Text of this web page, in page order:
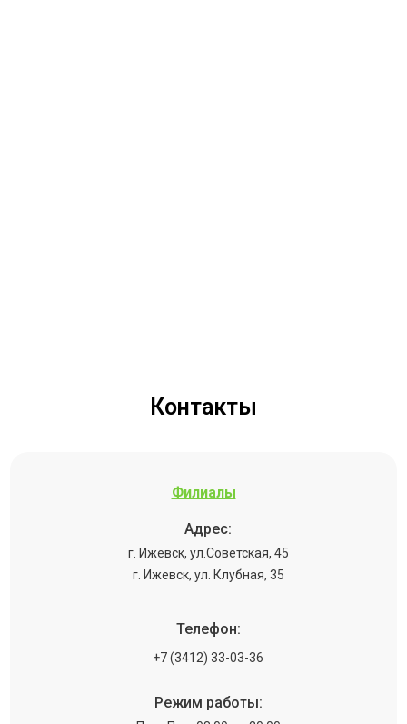
Контакты
Филиалы
Адрес:
г. Ижевск, ул.Советская, 45
г. Ижевск, ул. Клубная, 35
Телефон:
+7 (3412) 33-03-36
Режим работы: